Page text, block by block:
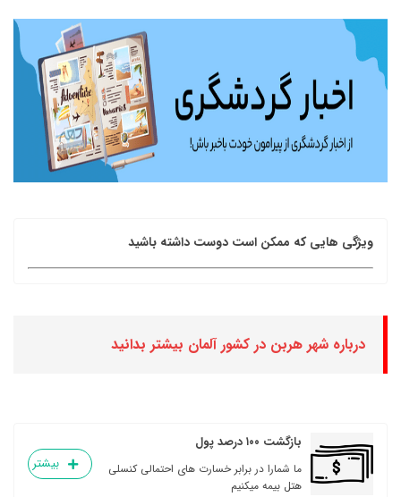
ویژگی هایی که ممکن است دوست داشته باشید
درباره شهر هربن در کشور آلمان بیشتر بدانید
بازگشت ۱۰۰ درصد پول
ما شمارا در برابر خسارت های احتمالی کنسلی
هتل بیمه میکنیم
بیشتر